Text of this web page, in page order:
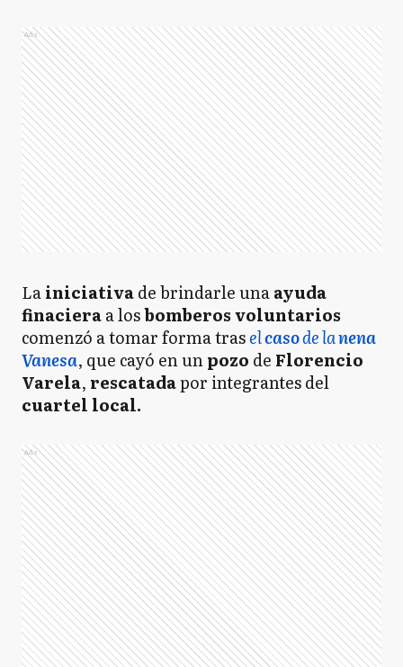
Ads
Lainiciativade brindarle unaayuda
finacieraa losbomberos voluntarios
comenzó a tomar forma traselcasode lanena
Vanesa, que cayó en unpozo de Florencio
Varela, rescatadapor integrantes del
cuartel local.
Ads